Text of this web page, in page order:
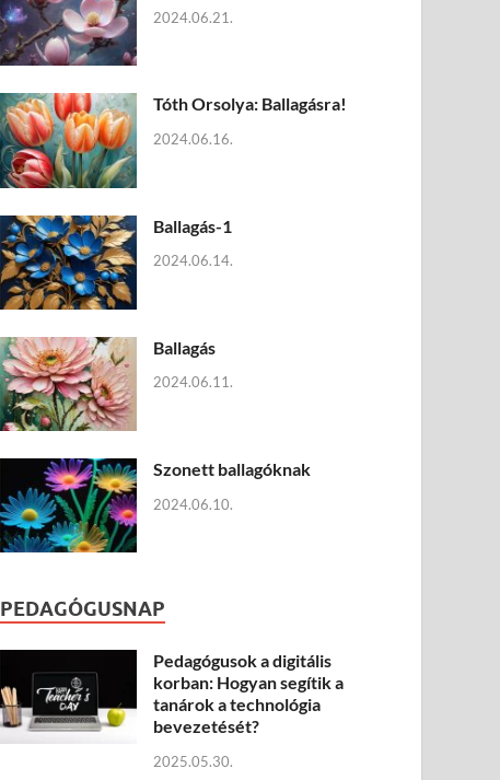
2024.06.21.
Tóth Orsolya: Ballagásra!
2024.06.16.
Ballagás-1
2024.06.14.
Ballagás
2024.06.11.
Szonett ballagóknak
2024.06.10.
PEDAGÓGUSNAP
Pedagógusok a digitális
korban: Hogyan segítik a
tanárok a technológia
bevezetését?
2025.05.30.